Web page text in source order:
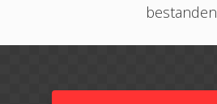
bestanden